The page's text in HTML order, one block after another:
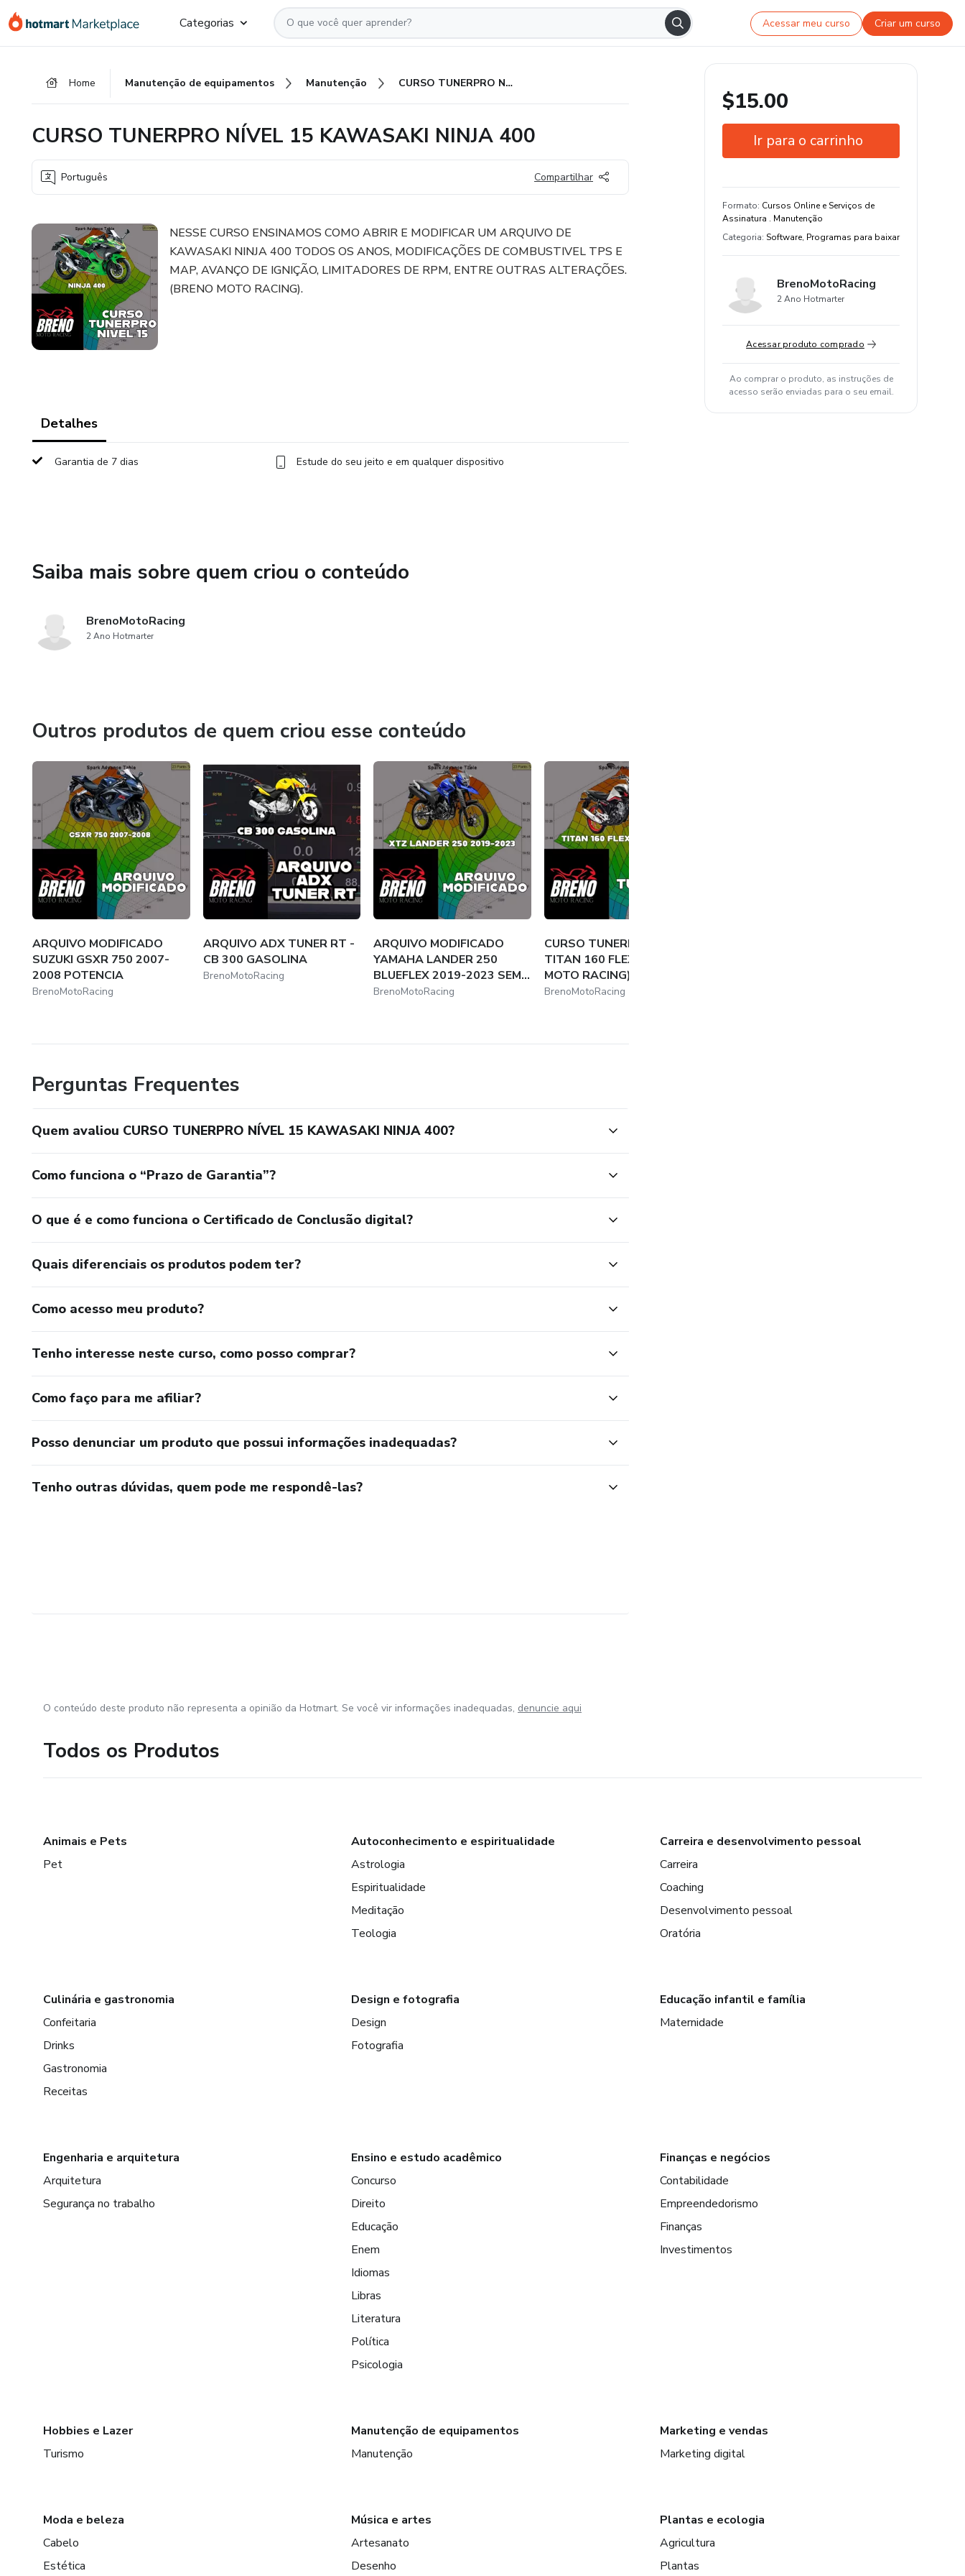
para
para
para
Categorias Acessar meu curso Criar um curso
Home Manutenção de equipamentos Manutenção CURSO TUNERPRO NÍVEL 15 KAWASAKI NINJA 400
CURSO TUNERPRO NÍVEL 15 KAWASAKI NINJA 400
Português Compartilhar
NESSE CURSO ENSINAMOS COMO ABRIR E MODIFICAR UM ARQUIVO DE
KAWASAKI NINJA 400 TODOS OS ANOS, MODIFICAÇÕES DE COMBUSTIVEL TPS E
MAP, AVANÇO DE IGNIÇÃO, LIMITADORES DE RPM, ENTRE OUTRAS ALTERAÇÕES.
(BRENO MOTO RACING).
Detalhes
Garantia de 7 dias Estude do seu jeito e em qualquer dispositivo
Saiba mais sobre quem criou o conteúdo
BrenoMotoRacing
2 Ano Hotmarter
Outros produtos de quem criou esse conteúdo
ARQUIVO MODIFICADO
SUZUKI GSXR 750 2007-
2008 POTENCIA
BrenoMotoRacing
ARQUIVO ADX TUNER RT -
CB 300 GASOLINA
BrenoMotoRacing
ARQUIVO MODIFICADO
YAMAHA LANDER 250
BLUEFLEX 2019-2023 SEM...
BrenoMotoRacing
CURSO TUNERPRO NIVEL 8
TITAN 160 FLEX (BRENO
MOTO RACING)
BrenoMotoRacing
Perguntas Frequentes
Quem avaliou CURSO TUNERPRO NÍVEL 15 KAWASAKI NINJA 400?
Como funciona o “Prazo de Garantia”?
O que é e como funciona o Certificado de Conclusão digital?
Quais diferenciais os produtos podem ter?
Como acesso meu produto?
Tenho interesse neste curso, como posso comprar?
Como faço para me afiliar?
Posso denunciar um produto que possui informações inadequadas?
Tenho outras dúvidas, quem pode me respondê-las?
$15.00
Ir para o carrinho
Estude do seu jeito e em qualquer
dispositivo
Formato: Cursos Online e Serviços de
Assinatura . Manutenção
Categoria: Software, Programas para baixar
BrenoMotoRacing
2 Ano Hotmarter
Acessar produto comprado
Ao comprar o produto, as instruções de
acesso serão enviadas para o seu email.
O conteúdo deste produto não representa a opinião da Hotmart. Se você vir informações inadequadas, denuncie aqui
Todos os Produtos
Animais e Pets
Pet
Autoconhecimento e espiritualidade
Astrologia
Espiritualidade
Meditação
Teologia
Carreira e desenvolvimento pessoal
Carreira
Coaching
Desenvolvimento pessoal
Oratória
Culinária e gastronomia
Confeitaria
Drinks
Gastronomia
Receitas
Design e fotografia
Design
Fotografia
Educação infantil e família
Maternidade
Engenharia e arquitetura
Arquitetura
Segurança no trabalho
Ensino e estudo acadêmico
Concurso
Direito
Educação
Enem
Idiomas
Libras
Literatura
Política
Psicologia
Finanças e negócios
Contabilidade
Empreendedorismo
Finanças
Investimentos
Hobbies e Lazer
Turismo
Manutenção de equipamentos
Manutenção
Marketing e vendas
Marketing digital
Moda e beleza
Cabelo
Estética
Música e artes
Artesanato
Desenho
Plantas e ecologia
Agricultura
Plantas